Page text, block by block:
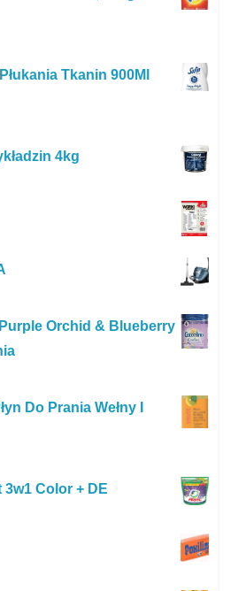
Tkanin 900Ml
4kg
Orchid & Blueberry
Do Prania Wełny I
3w1 Color + DE